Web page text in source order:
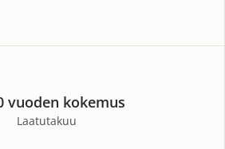
vuoden kokemus
Laatutakuu